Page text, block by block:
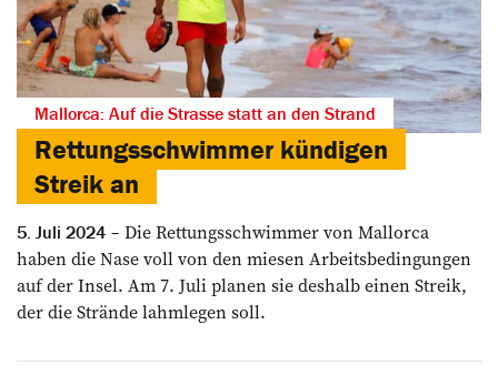
Mallorca: Auf die Strasse statt an den Strand
Rettungsschwimmer kündigen
Streik an
5. Juli 2024
Die Rettungsschwimmer von Mallorca
haben die Nase voll von den miesen Arbeitsbedingungen
auf der Insel. Am 7. Juli planen sie deshalb einen Streik,
der die Strände lahmlegen soll.